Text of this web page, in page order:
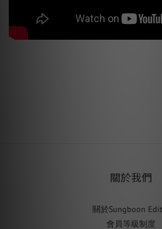
關於我們
關於Sungboon
會員等級制度